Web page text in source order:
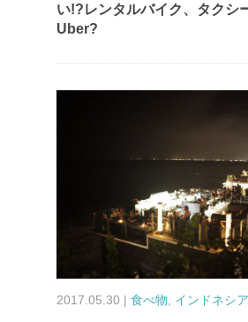
い!?レンタルバイク、タクシ
Uber?
2017.05.30 | 食べ物 インドネシア